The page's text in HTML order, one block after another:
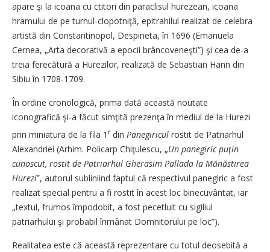
apare şi la icoana cu ctitori din paraclisul hurezean, icoana
hramului de pe turnul-clopotniţă, epitrahilul realizat de celebra
artistă din Constantinopol, Despineta, în 1696 (Emanuela
Cernea, „Arta decorativă a epocii brâncoveneşti”) şi cea de-a
treia ferecătură a Hurezilor, realizată de Sebastian Hann din
Sibiu în 1708-1709.
În ordine cronologică, prima dată această noutate
iconografică şi-a făcut simţită prezenţa în mediul de la Hurezi
prin miniatura de la fila 1 r din Panegiricul rostit de Patriarhul
Alexandriei (Arhim. Policarp Chiţulescu, „Un panegiric puţin
cunoscut, rostit de Patriarhul Gherasim Pallada la Mănăstirea
Hurezi”, autorul subliniind faptul că respectivul panegiric a fost
realizat special pentru a fi rostit în acest loc binecuvântat, iar
„textul, frumos împodobit, a fost pecetluit cu sigiliul
patriarhului şi probabil înmânat Domnitorului pe loc”).
Realitatea este că această reprezentare cu totul deosebită a